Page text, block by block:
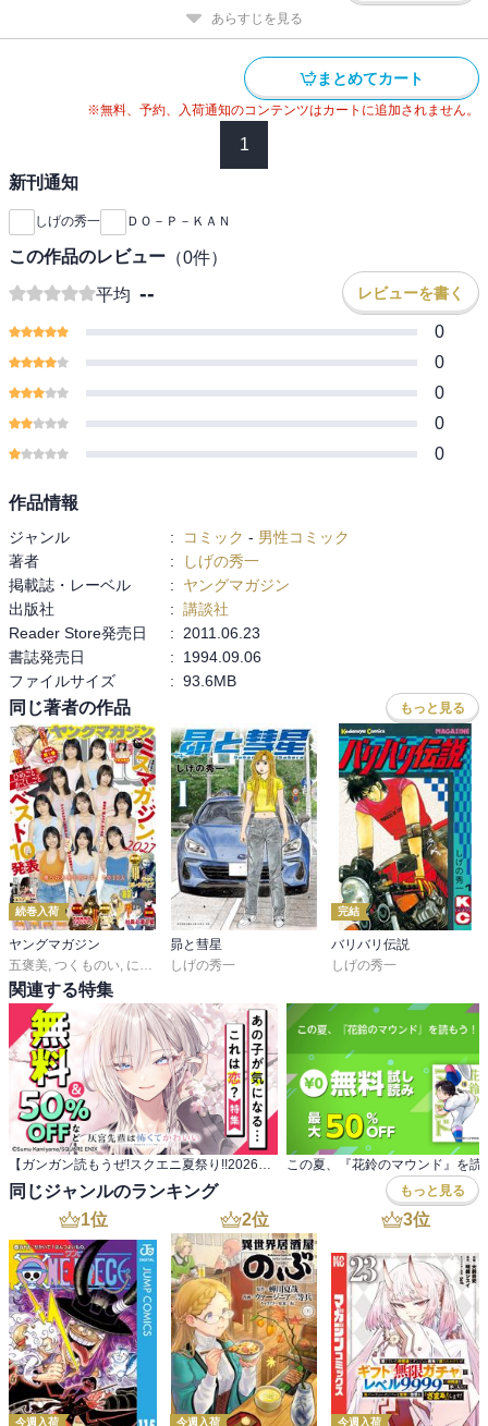
あらすじを見る
まとめてカート
※無料、予約、入荷通知のコンテンツはカートに追加されません。
1
新刊通知
しげの秀一 ＤＯ－Ｐ－ＫＡＮ
この作品のレビュー （0件）
平均 -- レビューを書く
0
0
0
0
0
作品情報
ジャンル : コミック - 男性コミック
著者
:
しげの秀一
掲載誌・レーベル
:
ヤングマガジン
出版社
: 講談社
Reader Store発売日
:
2011.06.23
書誌発売日
:
1994.09.06
ファイルサイズ
: 93.6MB
同じ著者の作品 もっと見る
続巻入荷
ヤングマガジン
五褒美, つくものい, にゃんにゃんファクトリー 雁木万里 ,ずり騎士
昴と彗星
しげの秀一
完結
バリバリ伝説
しげの秀一
関連する特集
【ガンガン読もうぜ!スクエニ夏祭り!!2026】 あの子が気になる・・・これは恋?特集
同じジャンルのランキング もっと見る
1位
今週入荷
2位
今週入荷
3位
今週入荷